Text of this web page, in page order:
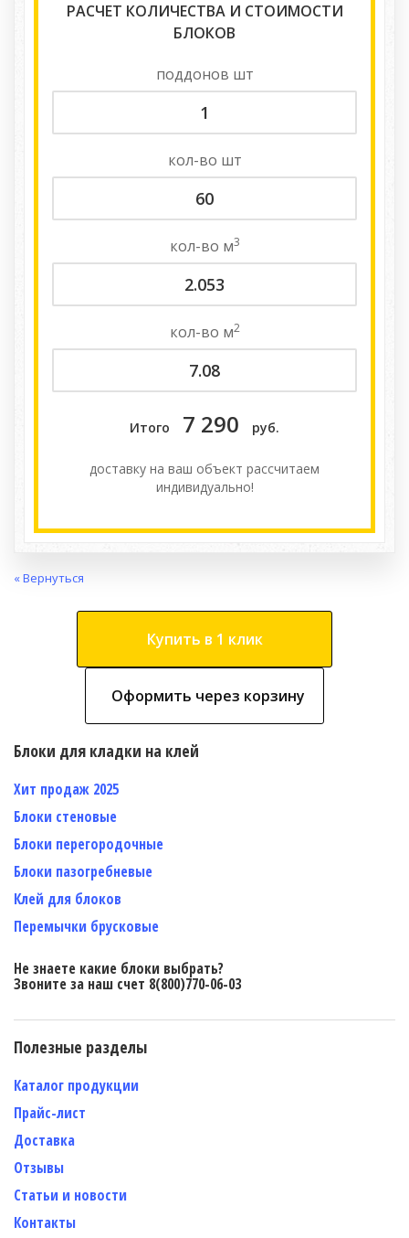
РАСЧЕТ КОЛИЧЕСТВА И СТОИМОСТИ
БЛОКОВ
поддонов шт
кол-во шт
кол-во м3
кол-во м2
Итого 7 290 руб.
доставку на ваш объект расcчитаем
индивидуально!
« Вернуться
Купить в 1 клик
Оформить через корзину
Блоки для кладки на клей
Хит продаж 2025
Блоки стеновые
Блоки перегородочные
Блоки пазогребневые
Клей для блоков
Перемычки брусковые
Не знаете какие блоки выбрать?
Звоните за наш счет 8(800)770-06-03
Полезные разделы
Каталог продукции
Прайс-лист
Доставка
Отзывы
Статьи и новости
Контакты